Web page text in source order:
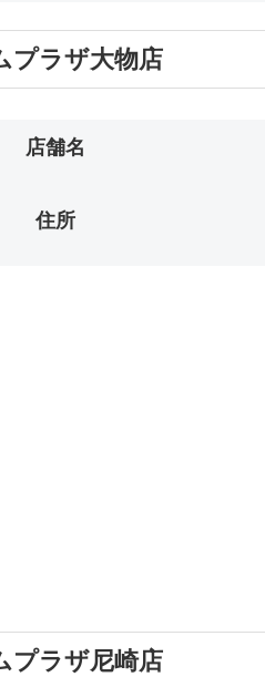
プラザ大物店
店舗名
住所
プラザ尼崎店